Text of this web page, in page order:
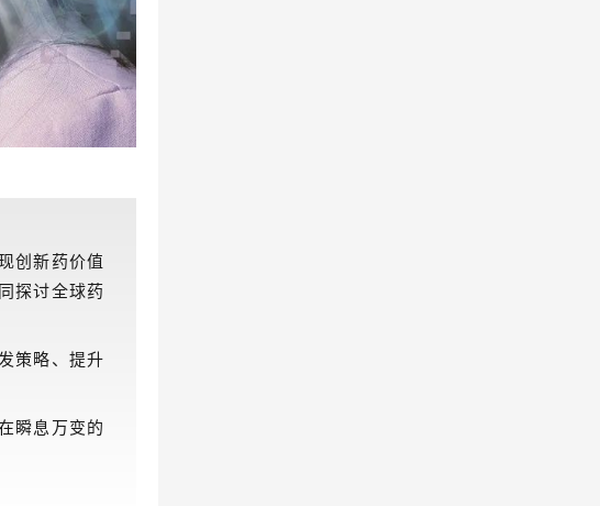
创新药价值
探讨全球药
策略、提升
瞬息万变的